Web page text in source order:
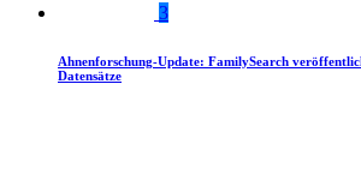
3
Ahnenforschung-Update: FamilySearch
Datensätze